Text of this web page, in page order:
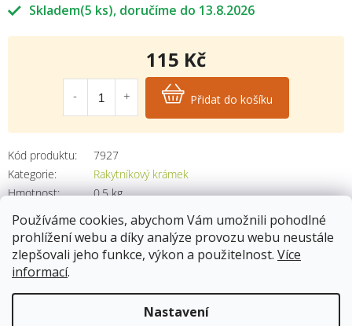
Používáme cookies, abychom Vám umožnili pohodlné
prohlížení webu a díky analýze provozu webu neustále
zlepšovali jeho funkce, výkon a použitelnost. Více
informací.
Nastavení
Skladem(5 ks) 13.8.2026
Kód produktu:
7927
Kategorie:
Rakytníkový krámek
Hmotnost: 0.5 kg
115 Kč
Měrná
cena:
Přidat do košíku
Popis